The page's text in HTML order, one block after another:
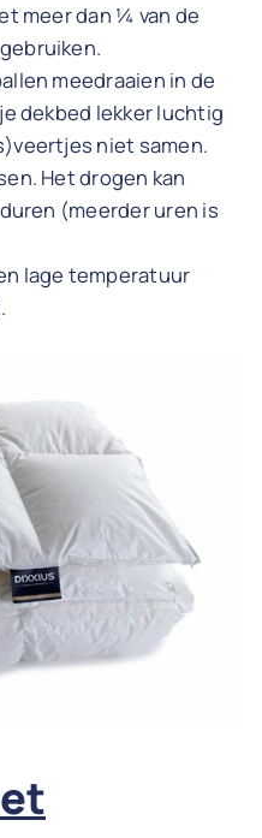
meer dan ¼ van de
meedraaien in de
dekbed lekker luchtig
niet samen.
Het drogen kan
(meerder uren is
lage temperatuur